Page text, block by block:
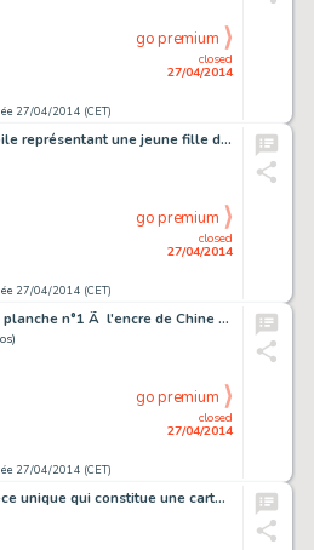
27/04/2014 (CET)
closed
27/04/2014
go premium
Huile sur toile représentant une jeune fille dén…
27/04/2014 (CET)
closed
27/04/2014
go premium
Lucky Luke, planche n°1 Ã l'encre de Chine de l'…
27/04/2014 (CET)
closed
27/04/2014
go premium
BRAVO, pièce unique qui constitue une carte de vo…